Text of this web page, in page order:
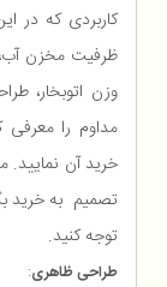
کاربردی که در
ظرفیت مخزن آب،
وزن اتوبخار،
مداوم را معرفی
خرید آن نمایید.
تصمیم به خرید
توجه کنید.
طراحی ظاهری: